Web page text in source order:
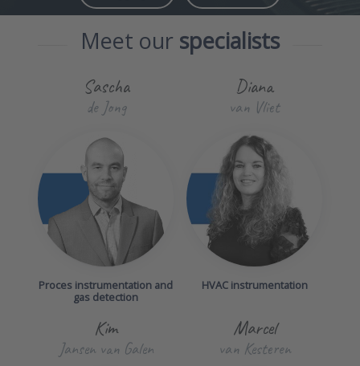
Meet our specialists
Sascha
de Jong
Diana
van Vliet
Kim
Jansen van Galen
Marcel
van Kesteren
Proces instrumentation and
gas detection
HVAC instrumentation